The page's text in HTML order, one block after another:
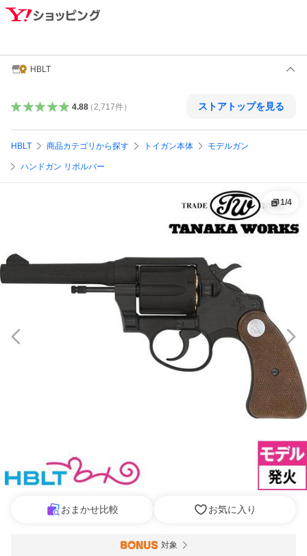
HBLT
4.88（ 2,717件） ストアトップを見る
HBLT 商品カテゴリから探す トイガン本体 モデルガン
ハンドガン リボルバー
1/4
おまかせ比較 お気に入り
対象